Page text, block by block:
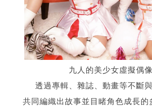
九人的美少女虛擬偶像
透過專輯、雜誌、動畫等不斷
共同編織出故事並目睹角色成長的